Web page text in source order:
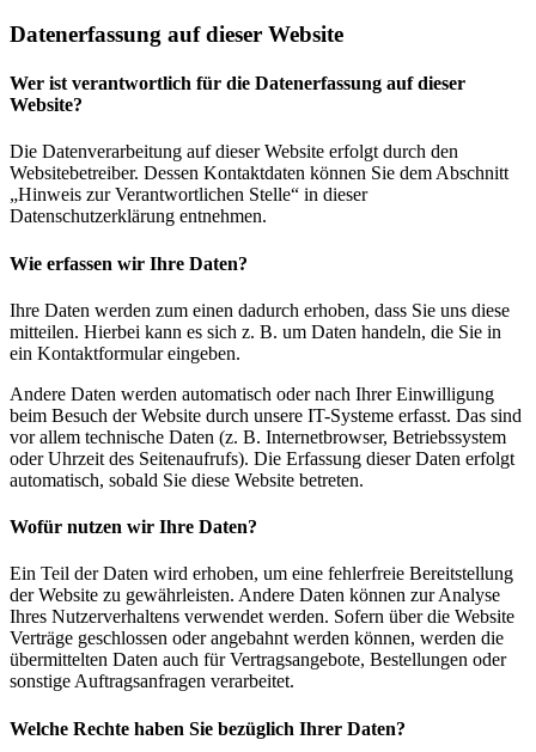
Datenerfassung auf dieser Website
Wer ist verantwortlich für die Datenerfassung auf dieser
Website?
Die Datenverarbeitung auf dieser Website erfolgt durch den
Websitebetreiber. Dessen Kontaktdaten können Sie dem Abschnitt
„Hinweis zur Verantwortlichen Stelle“ in dieser
Datenschutzerklärung entnehmen.
Wie erfassen wir Ihre Daten?
Ihre Daten werden zum einen dadurch erhoben, dass Sie uns diese
mitteilen. Hierbei kann es sich z. B. um Daten handeln, die Sie in
ein Kontaktformular eingeben.
Andere Daten werden automatisch oder nach Ihrer Einwilligung
beim Besuch der Website durch unsere IT-Systeme erfasst. Das sind
vor allem technische Daten (z. B. Internetbrowser, Betriebssystem
oder Uhrzeit des Seitenaufrufs). Die Erfassung dieser Daten erfolgt
automatisch, sobald Sie diese Website betreten.
Wofür nutzen wir Ihre Daten?
Ein Teil der Daten wird erhoben, um eine fehlerfreie Bereitstellung
der Website zu gewährleisten. Andere Daten können zur Analyse
Ihres Nutzerverhaltens verwendet werden. Sofern über die Website
Verträge geschlossen oder angebahnt werden können, werden die
übermittelten Daten auch für Vertragsangebote, Bestellungen oder
sonstige Auftragsanfragen verarbeitet.
Welche Rechte haben Sie bezüglich Ihrer Daten?